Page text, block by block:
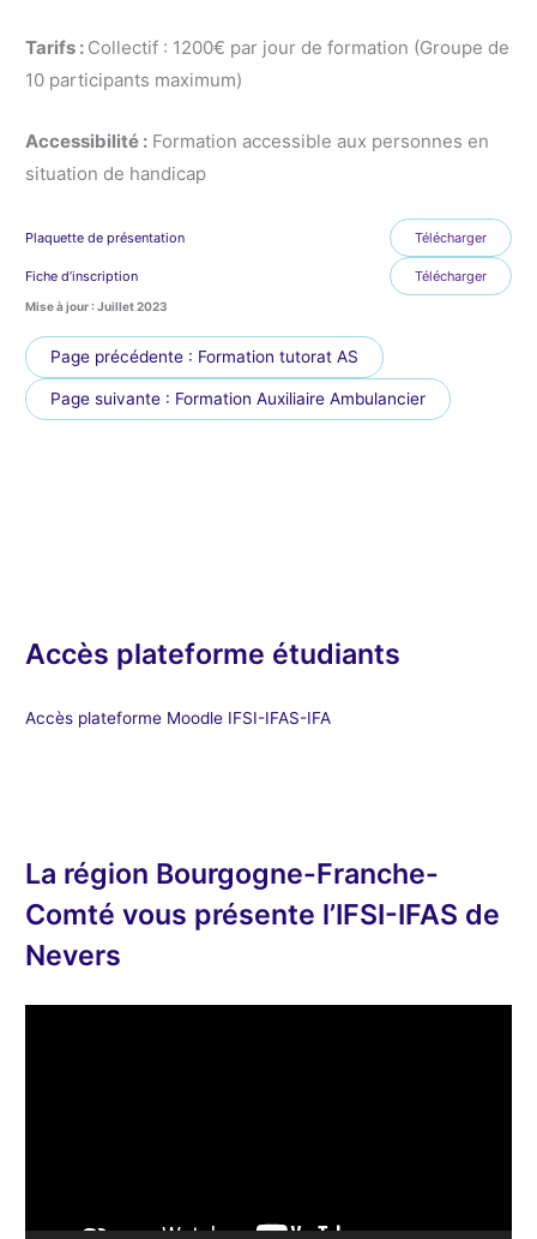
Tarifs : Collectif : 1200€ par jour de formation (Groupe de
10 participants maximum)
Accessibilité : Formation accessible aux personnes en
situation de handicap
Plaquette de présentation Télécharger
Fiche d’inscription Télécharger
Mise à jour : Juillet 2023
Page précédente : Formation tutorat AS
Page suivante : Formation Auxiliaire Ambulancier
Accès plateforme étudiants
Accès plateforme Moodle IFSI-IFAS-IFA
La région Bourgogne-Franche-
Comté vous présente l’IFSI-IFAS de
Nevers